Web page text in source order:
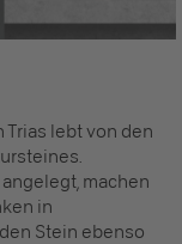
lebt von den
machen
in
Stein ebenso